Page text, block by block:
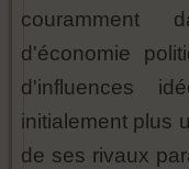
couramment
d'économie
d'influences
initialement plus
de ses rivaux